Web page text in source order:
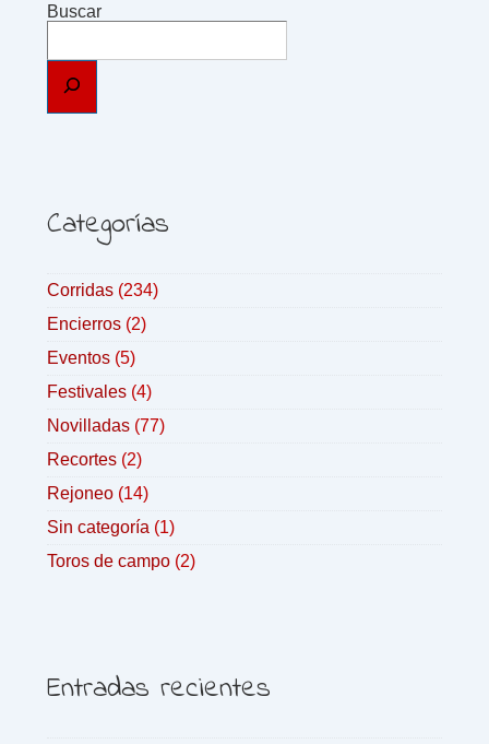
Buscar
Categorías
Corridas (234)
Encierros (2)
Eventos (5)
Festivales (4)
Novilladas (77)
Recortes (2)
Rejoneo (14)
Sin categoría (1)
Toros de campo (2)
Entradas recientes